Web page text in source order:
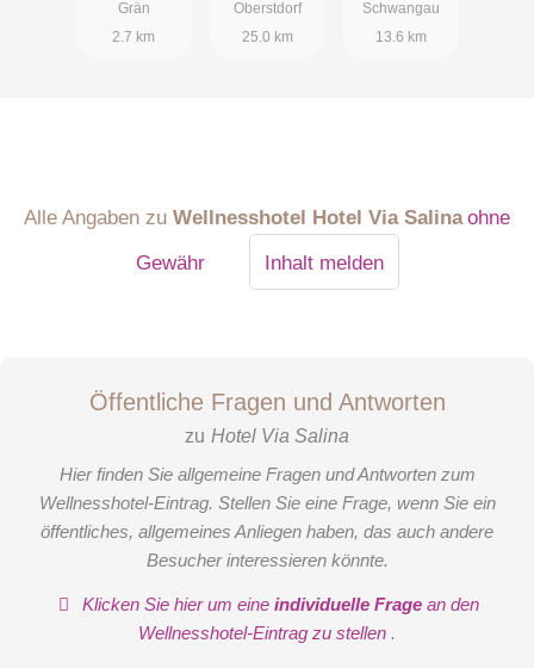
Grän
2.7 km
Oberstdorf
25.0 km
Spa
Schwangau
13.6 km
Alle Angaben zu Wellnesshotel Hotel Via Salina ohne
Gewähr
Inhalt melden
Öffentliche Fragen und Antworten
zu Hotel Via Salina
Hier finden Sie allgemeine Fragen und Antworten zum
Wellnesshotel-Eintrag. Stellen Sie eine Frage, wenn Sie ein
öffentliches, allgemeines Anliegen haben, das auch andere
Besucher interessieren könnte.
Klicken Sie hier um eineindividuelle Frage an den
Wellnesshotel-Eintrag zu stellen .